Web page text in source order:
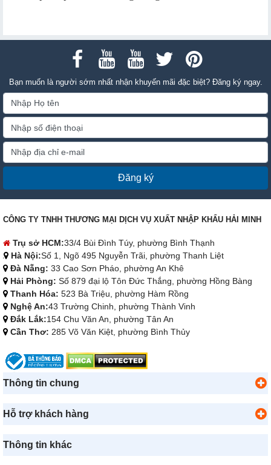
Bạn muốn là người sớm nhất nhận khuyến mãi đặc biệt? Đăng ký ngay.
Đăng ký
CÔNG TY TNHH THƯƠNG MẠI DỊCH VỤ XUẤT NHẬP KHẨU HẢI MINH
Trụ sở HCM:33/4 Bùi Đình Túy, phường Bình Thạnh
Hà Nội:Số 1, Ngõ 495 Nguyễn Trãi, phường Thanh Liệt
Đà Nẵng: 33 Cao Sơn Pháo, phường An Khê
Hải Phòng: Số 879 đại lộ Tôn Đức Thắng, phường Hồng Bàng
Thanh Hóa: 523 Bà Triệu, phường Hàm Rồng
Nghệ An:43 Trường Chinh, phường Thành Vinh
Đắk Lắk:154 Chu Văn An, phường Tân An
Cần Thơ: 285 Võ Văn Kiệt, phường Bình Thủy
Thông tin chung
Hỗ trợ khách hàng
Thông tin khác